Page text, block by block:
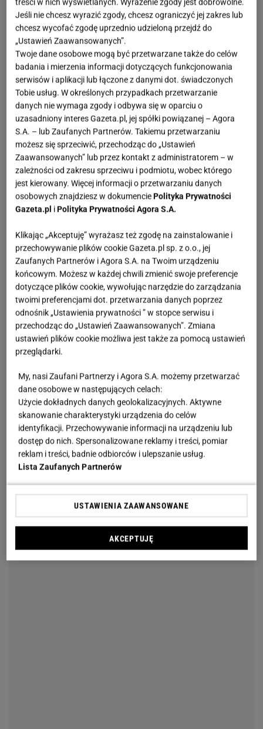
ograniczenie liczby kleszczy wokół domu.
Chemiczne środki nie zawsze są najlepszym
rozwiązaniem, szczególnie w ogrodzie, w którym
bawią się dzieci lub przebywają zwierzęta. Na
szczęście natura oferuje kilka roślin, których
zapachu kleszcze zwyczajnie nie lubią.
Lawenda pachnie pięknie dla ludzi. Kleszcze
unikają jej jak ognia
Lawendato jedna z najpopularniejszych roślin
ozdobnych w ogrodach. Jej intensywny zapach
działa relaksująco na ludzi, ale dla wielu owadów
substancje, których kleszcze nie tolerują , dlatego
rzadziej pojawiają się w miejscach, gdzie rośnie ta
roślina.
Jeśli nie chcesz wyrazić zgody, chcesz ograniczyć jej zakres lub
chcesz wycofać zgodę uprzednio udzieloną przejdź do
„Ustawień Zaawansowanych”.
Twoje dane osobowe mogą być przetwarzane także do celów
badania i mierzenia informacji dotyczących funkcjonowania
serwisów i aplikacji lub łączone z danymi dot. świadczonych
Tobie usług. W określonych przypadkach przetwarzanie
danych nie wymaga zgody i odbywa się w oparciu o
uzasadniony interes Gazeta.pl, jej spółki powiązanej – Agora
S.A. – lub Zaufanych Partnerów. Takiemu przetwarzaniu
możesz się sprzeciwić, przechodząc do „Ustawień
Zaawansowanych” lub przez kontakt z administratorem – w
zależności od zakresu sprzeciwu i podmiotu, wobec którego
jest kierowany. Więcej informacji o przetwarzaniu danych
osobowych znajdziesz w dokumenciePolityka Prywatności
Gazeta.pl iPolityka Prywatności Agora S.A.
Klikając „Akceptuję” wyrażasz też zgodę na zainstalowanie i
przechowywanie plików cookie Gazeta.pl sp. z o.o., jej
Zaufanych Partnerów i Agora S.A. na Twoim urządzeniu
końcowym. Możesz w każdej chwili zmienić swoje preferencje
dotyczące plików cookie, wywołując narzędzie do zarządzania
twoimi preferencjami dot. przetwarzania danych poprzez
odnośnik „Ustawienia prywatności ” w stopce serwisu i
przechodząc do „Ustawień Zaawansowanych”. Zmiana
ustawień plików cookie możliwa jest także za pomocą ustawień
przeglądarki.
My, nasi Zaufani Partnerzy i Agora S.A. możemy przetwarzać
dane osobowe w następujących celach:
Użycie dokładnych danych geolokalizacyjnych. Aktywne
skanowanie charakterystyki urządzenia do celów
identyfikacji. Przechowywanie informacji na urządzeniu lub
dostęp do nich. Spersonalizowane reklamy i treści, pomiar
reklam i treści, badnie odbiorców i ulepszanie usług.
Lista Zaufanych Partnerów
USTAWIENIA ZAAWANSOWANE
AKCEPTUJĘ